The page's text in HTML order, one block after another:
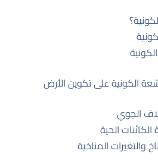
الكونية على تكوين الأرض
الجوي
الكائنات الحية
والتغيرات المناخية